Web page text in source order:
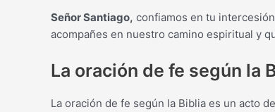
Señor Santiago, confiamos en tu
acompañes en nuestro camino espiritual y
La oración de fe según la
La oración de fe según la Biblia es un acto